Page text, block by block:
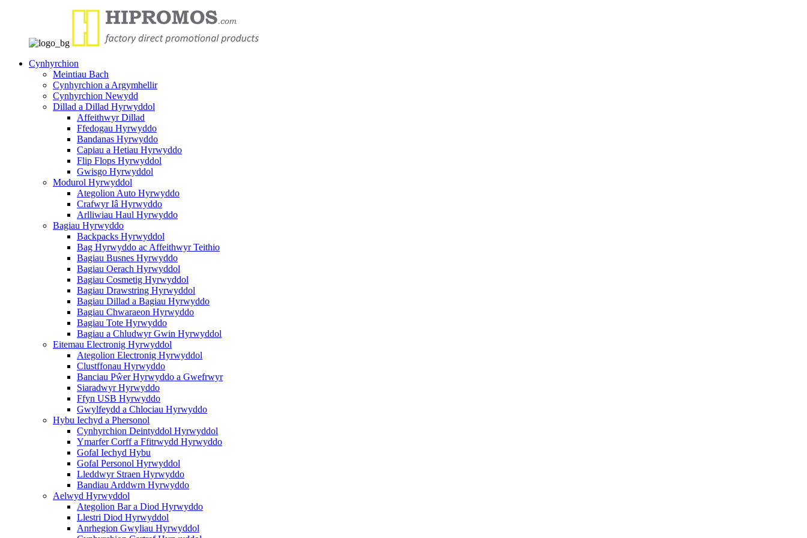
Cynhyrchion
Meintiau Bach
Cynhyrchion a Argymhellir
Cynhyrchion Newydd
Dillad a Dillad Hyrwyddol
Affeithwyr Dillad
Ffedogau Hyrwyddo
Bandanas Hyrwyddo
Capiau a Hetiau Hyrwyddo
Flip Flops Hyrwyddol
Gwisgo Hyrwyddol
Modurol Hyrwyddol
Ategolion Auto Hyrwyddo
Crafwyr Iâ Hyrwyddo
Arlliwiau Haul Hyrwyddo
Bagiau Hyrwyddo
Backpacks Hyrwyddol
Bag Hyrwyddo ac Affeithwyr Teithio
Bagiau Busnes Hyrwyddo
Bagiau Oerach Hyrwyddol
Bagiau Cosmetig Hyrwyddol
Bagiau Drawstring Hyrwyddol
Bagiau Dillad a Bagiau Hyrwyddo
Bagiau Chwaraeon Hyrwyddo
Bagiau Tote Hyrwyddo
Bagiau a Chludwyr Gwin Hyrwyddol
Eitemau Electronig Hyrwyddol
Ategolion Electronig Hyrwyddol
Clustffonau Hyrwyddo
Banciau Pŵer Hyrwyddo a Gwefrwyr
Siaradwyr Hyrwyddo
Ffyn USB Hyrwyddo
Gwylfeydd a Chlociau Hyrwyddo
Hybu Iechyd a Phersonol
Cynhyrchion Deintyddol Hyrwyddol
Ymarfer Corff a Ffitrwydd Hyrwyddo
Gofal Iechyd Hybu
Gofal Personol Hyrwyddol
Lleddwyr Straen Hyrwyddo
Bandiau Arddwrn Hyrwyddo
Aelwyd Hyrwyddol
Ategolion Bar a Diod Hyrwyddo
Llestri Diod Hyrwyddol
Anrhegion Gwyliau Hyrwyddol